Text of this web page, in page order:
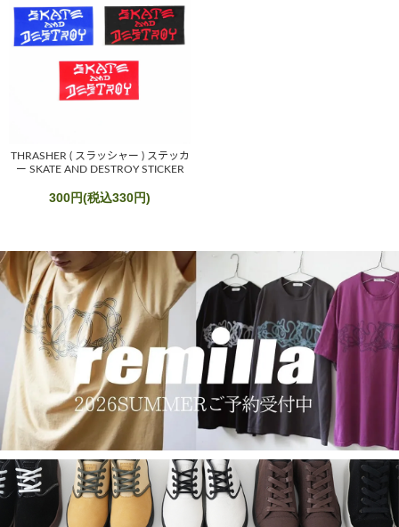
THRASHER ( スラッシャー ) ステッカ
ー SKATE AND DESTROY STICKER
300円(税込330円)